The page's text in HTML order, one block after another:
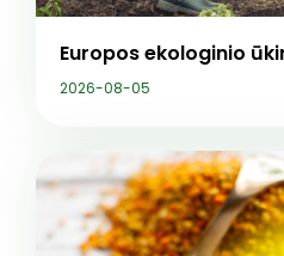
Europos ekologinio
2026-08-05